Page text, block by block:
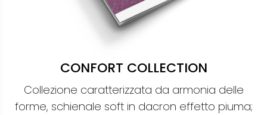
CONFORT COLLECTION
Collezione caratterizzata da armonia delle
forme, schienale soft in dacron effetto piuma;